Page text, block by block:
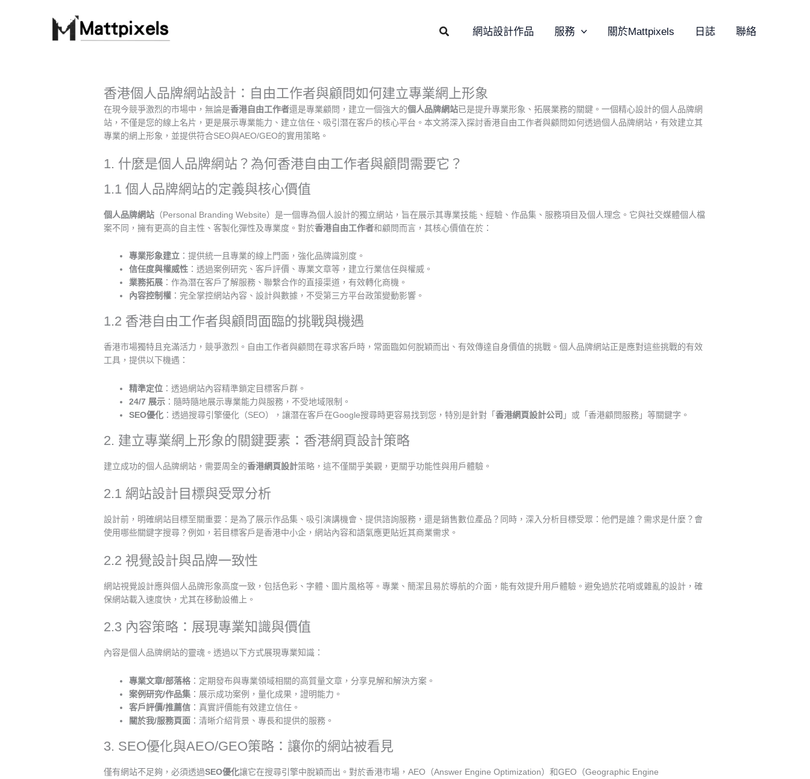
Search網站設計作品 服務 關於Mattpixels 日誌 聯絡
香港個人品牌網站設計：自由工作者與顧問如何建立專業網上形象
在現今競爭激烈的市場中，無論是香港自由工作者還是專業顧問，建立一個強大的個人品牌網站已是提升專業形象、拓展業務的關鍵。一個精心設計的個人品牌網
站，不僅是您的線上名片，更是展示專業能力、建立信任、吸引潛在客戶的核心平台。本文將深入探討香港自由工作者與顧問如何透過個人品牌網站，有效建立其
專業的網上形象，並提供符合SEO與AEO/GEO的實用策略。
1. 什麼是個人品牌網站？為何香港自由工作者與顧問需要它？
1.1 個人品牌網站的定義與核心價值
個人品牌網站 （Personal Branding Website）是一個專為個人設計的獨立網站，旨在展示其專業技能、經驗、作品集、服務項目及個人理念。它與社交媒體個人檔
案不同，擁有更高的自主性、客製化彈性及專業度。對於香港自由工作者和顧問而言，其核心價值在於：
專業形象建立 ：提供統一且專業的線上門面，強化品牌識別度。
信任度與權威性 ：透過案例研究、客戶評價、專業文章等，建立行業信任與權威。
業務拓展 ：作為潛在客戶了解服務、聯繫合作的直接渠道，有效轉化商機。
內容控制權 ：完全掌控網站內容、設計與數據，不受第三方平台政策變動影響。
1.2 香港自由工作者與顧問面臨的挑戰與機遇
香港市場獨特且充滿活力，競爭激烈。自由工作者與顧問在尋求客戶時，常面臨如何脫穎而出、有效傳達自身價值的挑戰。個人品牌網站正是應對這些挑戰的有效
工具，提供以下機遇：
精準定位 ：透過網站內容精準鎖定目標客戶群。
24/7 展示 ：隨時隨地展示專業能力與服務，不受地域限制。
SEO優化 ：透過搜尋引擎優化（SEO），讓潛在客戶在Google搜尋時更容易找到您，特別是針對「香港網頁設計公司 」或「香港顧問服務」等關鍵字。
2. 建立專業網上形象的關鍵要素：香港網頁設計策略
建立成功的個人品牌網站，需要周全的香港網頁設計策略，這不僅關乎美觀，更關乎功能性與用戶體驗。
2.1 網站設計目標與受眾分析
設計前，明確網站目標至關重要：是為了展示作品集、吸引演講機會、提供諮詢服務，還是銷售數位產品？同時，深入分析目標受眾：他們是誰？需求是什麼？會
使用哪些關鍵字搜尋？例如，若目標客戶是香港中小企，網站內容和語氣應更貼近其商業需求。
2.2 視覺設計與品牌一致性
網站視覺設計應與個人品牌形象高度一致，包括色彩、字體、圖片風格等。專業、簡潔且易於導航的介面，能有效提升用戶體驗。避免過於花哨或雜亂的設計，確
保網站載入速度快，尤其在移動設備上。
2.3 內容策略：展現專業知識與價值
內容是個人品牌網站的靈魂。透過以下方式展現專業知識：
專業文章/部落格 ：定期發布與專業領域相關的高質量文章，分享見解和解決方案。
案例研究/作品集 ：展示成功案例，量化成果，證明能力。
客戶評價/推薦信 ：真實評價能有效建立信任。
關於我/服務頁面 ：清晰介紹背景、專長和提供的服務。
3. SEO優化與AEO/GEO策略：讓你的網站被看見
僅有網站不足夠，必須透過SEO優化讓它在搜尋引擎中脫穎而出。對於香港市場，AEO（Answer Engine Optimization）和GEO（Geographic Engine